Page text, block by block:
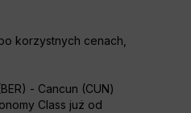
korzystnych cenach,
- Cancun (CUN)
Class już od